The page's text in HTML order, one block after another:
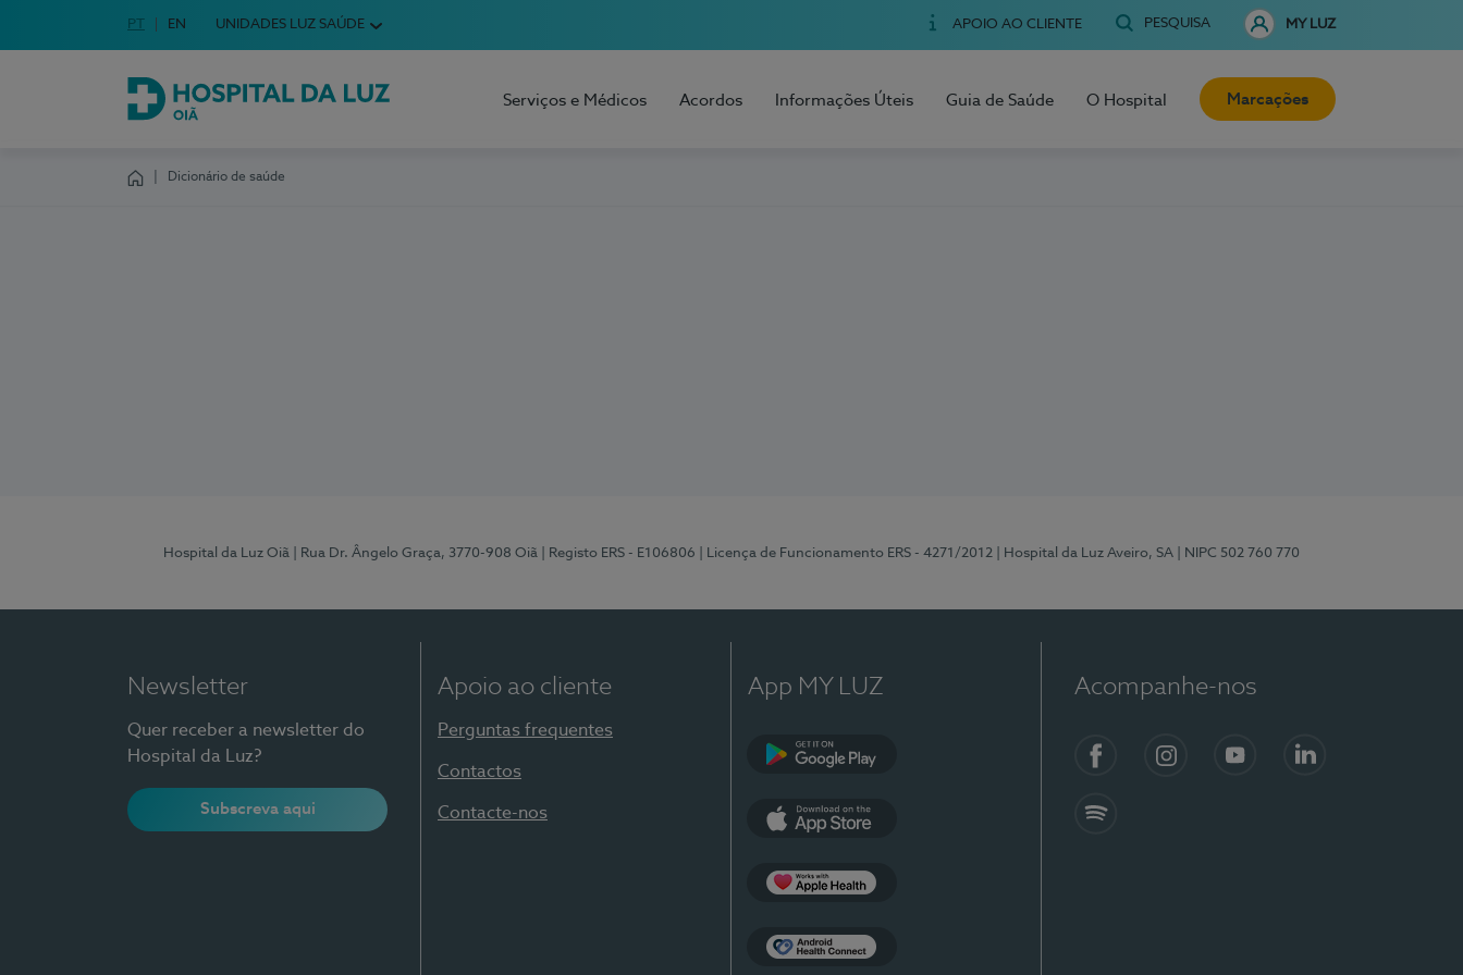
Escolha o seu idioma
Idioma em Português
PT English Language
EN UNIDADES LUZ SAÚDE APOIO AO CLIENTE PESQUISA MY LUZ
Hospital da Luz Oiã
Serviços e Médicos Acordos Informações Úteis Guia de Saúde O Hospital Marcações
Dicionário de saúde
Hospital da Luz Oiã | Rua Dr. Ângelo Graça, 3770-908 Oiã | Registo ERS - E106806 | Licença de Funcionamento ERS - 4271/2012 | Hospital da Luz Aveiro, SA | NIPC 502 760 770
Newsletter
Quer receber a newsletter do
Hospital da Luz?
Subscreva aqui
Apoio ao cliente
Perguntas frequentes
Contactos
Contacte-nos
App MY LUZ Acompanhe-nos